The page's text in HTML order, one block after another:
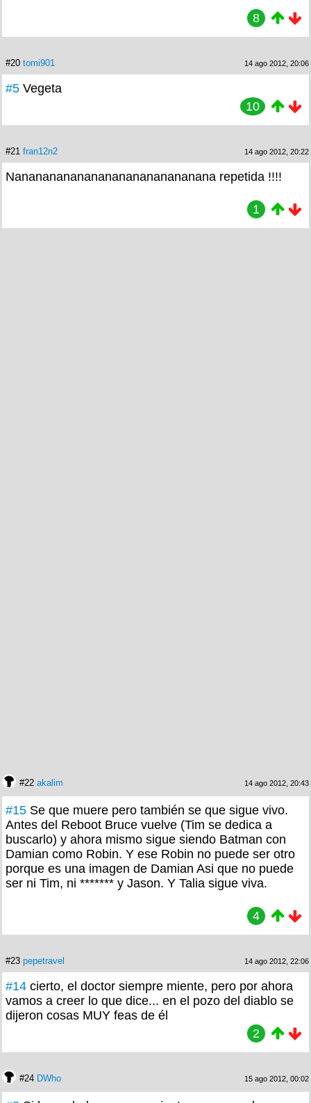
8
#20 tomi901 14 ago 2012, 20:06
#5 Vegeta
10
#21 fran12n2 14 ago 2012, 20:22
Nanananananananananananananana repetida !!!!
1
#22 akalim 14 ago 2012, 20:43
#15 Se que muere pero también se que sigue vivo.
Antes del Reboot Bruce vuelve (Tim se dedica a
buscarlo) y ahora mismo sigue siendo Batman con
Damian como Robin. Y ese Robin no puede ser otro
porque es una imagen de Damian Asi que no puede
ser ni Tim, ni ******* y Jason. Y Talia sigue viva.
4
#23 pepetravel 14 ago 2012, 22:06
#14 cierto, el doctor siempre miente, pero por ahora
vamos a creer lo que dice... en el pozo del diablo se
dijeron cosas MUY feas de él
2
#24 DWho 15 ago 2012, 00:02